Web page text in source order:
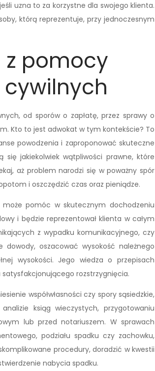
uzna to za korzystne dla swojego klienta.
którą reprezentuje, przy jednoczesnym
z pomocy
od sporów o zapłatę, przez sprawy o
Kto to jest adwokat w tym kontekście? To
powodzenia i zaproponować skuteczne
jakiekolwiek wątpliwości prawne, które
aż problem narodzi się w poważny spór
i oszczędzić czas oraz pieniądze.
może pomóc w skutecznym dochodzeniu
i będzie reprezentował klienta w całym
z wypadku komunikacyjnego, czy
dowody, oszacować wysokość należnego
wysokości. Jego wiedza o przepisach
rozstrzygnięcia.
współwłasności czy spory sąsiedzkie,
ksiąg wieczystych, przygotowaniu
lub przed notariuszem. W sprawach
podziału spadku czy zachowku,
procedury, doradzić w kwestii
nabycia spadku.